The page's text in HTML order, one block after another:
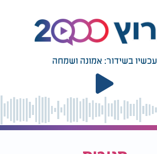
עכשיו בשידור: אמונה ושמחה